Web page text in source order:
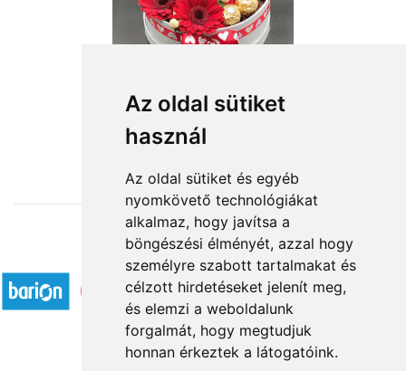
Az oldal sütiket
használ
Az oldal sütiket és egyéb
nyomkövető technológiákat
alkalmaz, hogy javítsa a
böngészési élményét, azzal hogy
személyre szabott tartalmakat és
célzott hirdetéseket jelenít meg,
és elemzi a weboldalunk
forgalmát, hogy megtudjuk
honnan érkeztek a látogatóink.
from HUF28,400
Accepted payment methods